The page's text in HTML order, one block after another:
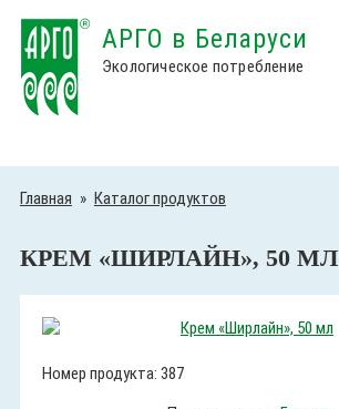
АРГО в Беларуси
Экологическое потребление
Главная » Каталог продуктов
КРЕМ «ШИРЛАЙН», 50 МЛ
Номер продукта: 387